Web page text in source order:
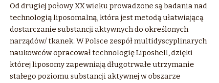
Od drugiej połowy XX wieku prowadzone są badania nad
technologią liposomalną, która jest metodą ułatwiającą
dostarczanie substancji aktywnych do określonych
narządów/ tkanek. W Polsce zespół multidyscyplinarych
naukowców opracował technologię Liposhell, dzięki
której liposomy zapewniają długotrwałe utrzymanie
stałego poziomu substancji aktywnej w obszarze